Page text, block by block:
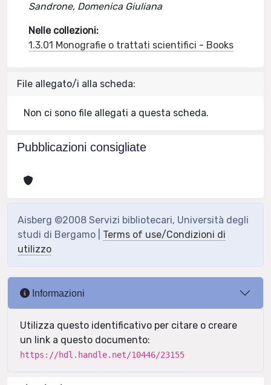
Sandrone, Domenica Giuliana
Nelle collezioni:
1.3.01 Monografie o trattati scientifici - Books
File allegato/i alla scheda:
Non ci sono file allegati a questa scheda.
Pubblicazioni consigliate
Aisberg ©2008 Servizi bibliotecari, Università degli
studi di Bergamo | Terms of use/Condizioni di
utilizzo
Informazioni
Utilizza questo identificativo per citare o creare
un link a questo documento:
https://hdl.handle.net/10446/23155